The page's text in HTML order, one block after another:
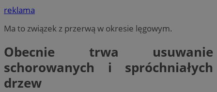
reklama
Ma to związek z przerwą w okresie lęgowym.
Obecnie trwa usuwanie
schorowanych i spróchniałych
drzew